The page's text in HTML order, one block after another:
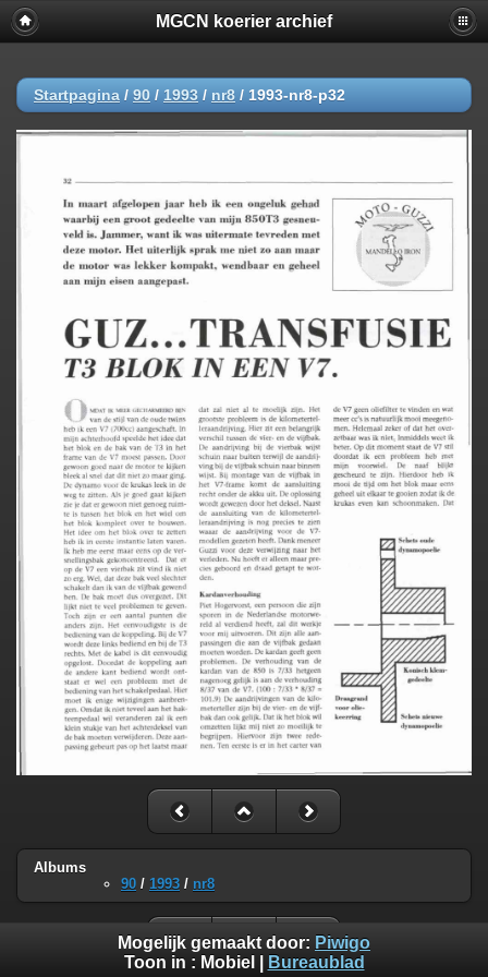
MGCN koerier archief
Startpagina / 90 / 1993 / nr8 / 1993-nr8-p32
Albums
90 / 1993 / nr8
Mogelijk gemaakt door: Piwigo
Toon in : Mobiel Bureaublad